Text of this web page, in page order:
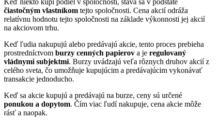
čiastočným vlastníkom tejto spoločnosti. Cena akcií odráža
relatívnu hodnotu tejto spoločnosti na základe výkonnosti jej akcií
na akciovom trhu.
Keď ľudia nakupujú alebo predávajú akcie, tento proces prebieha
prostredníctvom burzy cenných papierov a je regulovaný
vládnymi subjektmi. Burzy uvádzajú veľa rôznych druhov akcií z
celého sveta, čo umožňuje kupujúcim a predávajúcim vykonávať
transakcie jednoducho.
Keď sa akcie kupujú a predávajú na burze, ceny sú určené
ponukou a dopytom. Čím viac ľudí nakupuje, cena akcie môže
rásť a naopak.